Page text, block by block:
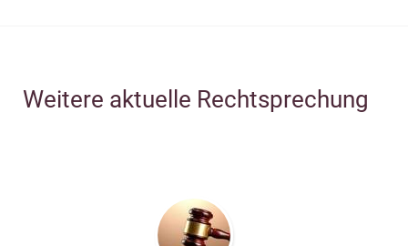
Weitere aktuelle Rechtsprechung